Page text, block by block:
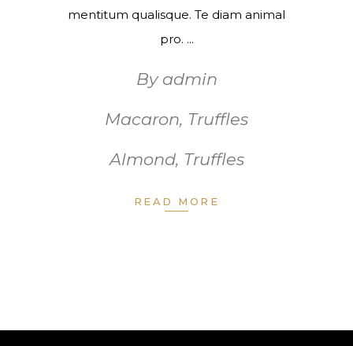
mentitum qualisque. Te diam animal
pro.
By admin
Macaron, Truffles
Almond, Truffles
READ MORE